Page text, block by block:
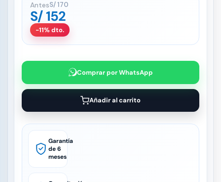
AntesS/170
S/152
-11% dto.
Comprar por WhatsApp
Añadir al carrito
Garantía
de 6
meses